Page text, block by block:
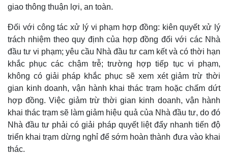
giao thông thuận lợi, an toàn.
Đối với công tác xử lý vi phạm hợp đồng: kiên quyết xử lý
trách nhiệm theo quy định của hợp đồng đối với các Nhà
đầu tư vi phạm; yêu cầu Nhà đầu tư cam kết và có thời hạn
khắc phục các chậm trễ; trường hợp tiếp tục vi phạm,
không có giải pháp khắc phục sẽ xem xét giảm trừ thời
gian kinh doanh, vận hành khai thác trạm hoặc chấm dứt
hợp đồng. Việc giảm trừ thời gian kinh doanh, vận hành
khai thác trạm sẽ làm giảm hiệu quả của Nhà đầu tư, do đó
Nhà đầu tư phải có giải pháp quyết liệt đẩy nhanh tiến độ
triển khai trạm dừng nghỉ để sớm hoàn thành đưa vào khai
thác.